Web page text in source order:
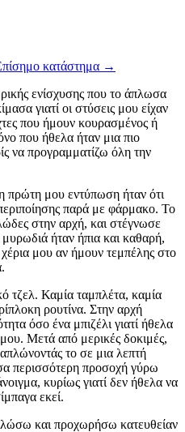
κατάστημα →
ενίσχυσης που το άπλωσα
γιατί οι στύσεις μου είχαν
που ήμουν κουρασμένος ή
που ήθελα ήταν μια πιο
να προγραμματίζω όλη την
πρώτη μου εντύπωση ήταν ότι
παρά με φάρμακο. Το
στην αρχή, και στέγνωσε
ήταν ήπια και καθαρή,
μου αν ήμουν τεμπέλης στο
τζελ. Καμία ταμπλέτα, καμία
ρουτίνα. Στην αρχή
όσο ένα μπιζέλι γιατί ήθελα
Μετά από μερικές δοκιμές,
το σε μια λεπτή
περισσότερη προσοχή γύρω
κυρίως γιατί δεν ήθελα να
εκεί.
και προχωρήσω κατευθείαν